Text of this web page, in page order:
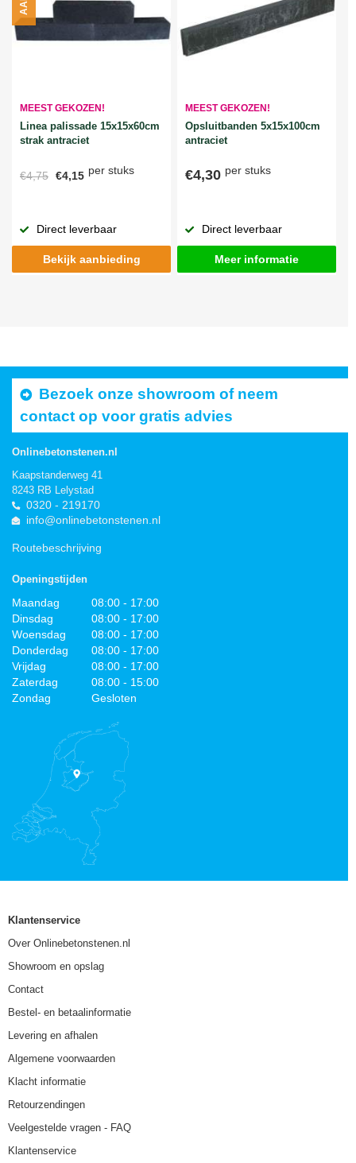
MEEST GEKOZEN!
Linea palissade 15x15x60cm
strak antraciet
€4,75 €4,15 per stuks
Direct leverbaar
Bekijk aanbieding
MEEST GEKOZEN!
Opsluitbanden 5x15x100cm
antraciet
€4,30 per stuks
Direct leverbaar
Meer informatie
Bezoek onze showroom of neem
contact op voor gratis advies
Onlinebetonstenen.nl
Kaapstanderweg 41
8243 RB Lelystad
0320 - 219170
info@onlinebetonstenen.nl
Routebeschrijving
Openingstijden
Maandag
08:00 - 17:00
Dinsdag
08:00 - 17:00
Woensdag
08:00 - 17:00
Donderdag
08:00 - 17:00
Vrijdag
08:00 - 17:00
Zaterdag
08:00 - 15:00
Zondag
Gesloten
Klantenservice
Over Onlinebetonstenen.nl
Showroom en opslag
Contact
Bestel- en betaalinformatie
Levering en afhalen
Algemene voorwaarden
Klacht informatie
Retourzendingen
Veelgestelde vragen - FAQ
Klantenservice